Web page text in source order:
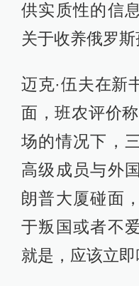
供实质性的信
关于收养俄罗斯
迈克·伍夫在新
面，班农评价
场的情况下，
高级成员与外
朗普大厦碰面
于叛国或者不
就是，应该立即